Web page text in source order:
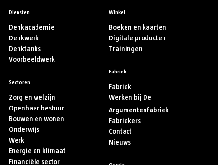
Diensten
Denkacademie
Denkwerk
Denktanks
Voorbeeldwerk
Sectoren
Zorg en welzijn
Openbaar bestuur
Bouwen en wonen
Onderwijs
Werk
Energie en klimaat
Financiële sector
Winkel
Boeken en kaarten
Digitale producten
Trainingen
Fabriek
Fabriek
Werken bij De
Argumentenfabriek
Fabriekers
Contact
Nieuws